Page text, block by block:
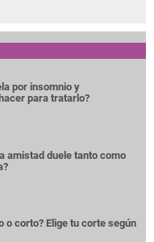
por insomnio y
para tratarlo?
amistad duele tanto como
o corto? Elige tu corte según